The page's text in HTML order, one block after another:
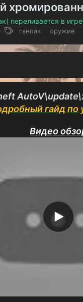
переливается в
г
ганпак оружие
гайд по
Видео